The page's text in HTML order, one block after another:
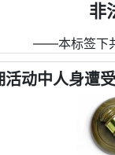
非
――本标签下
活动中人身遭